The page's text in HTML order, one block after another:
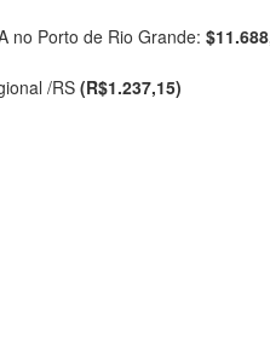
no Porto de Rio Grande:
/RS (R$1.237,15)